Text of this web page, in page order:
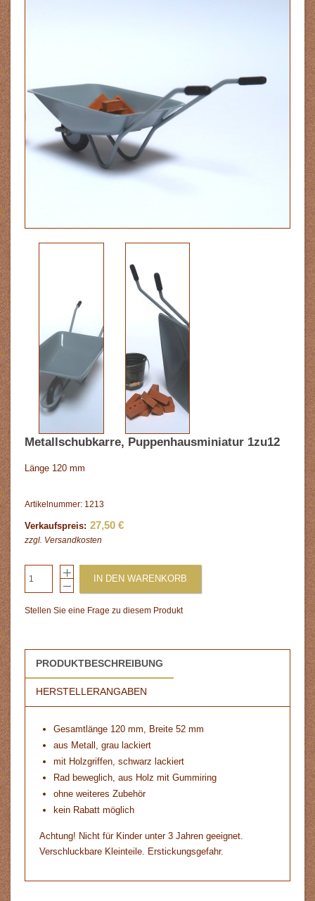
Metallschubkarre, Puppenhausminiatur 1zu12
Länge 120 mm
Artikelnummer: 1213
Verkaufspreis: 27,50 €
zzgl. Versandkosten
IN DEN WARENKORB
Stellen Sie eine Frage zu diesem Produkt
PRODUKTBESCHREIBUNG
HERSTELLERANGABEN
Gesamtlänge 120 mm, Breite 52 mm
aus Metall, grau lackiert
mit Holzgriffen, schwarz lackiert
Rad beweglich, aus Holz mit Gummiring
ohne weiteres Zubehör
kein Rabatt möglich
Achtung! Nicht für Kinder unter 3 Jahren geeignet.
Verschluckbare Kleinteile. Erstickungsgefahr.